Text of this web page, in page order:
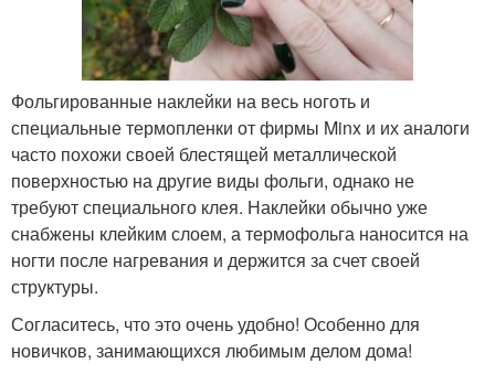
Фольгированные наклейки на весь ноготь и
специальные термопленки от фирмы Minx и их аналоги
часто похожи своей блестящей металлической
поверхностью на другие виды фольги, однако не
требуют специального клея. Наклейки обычно уже
снабжены клейким слоем, а термофольга наносится на
ногти после нагревания и держится за счет своей
структуры.
Согласитесь, что это очень удобно! Особенно для
новичков, занимающихся любимым делом дома!